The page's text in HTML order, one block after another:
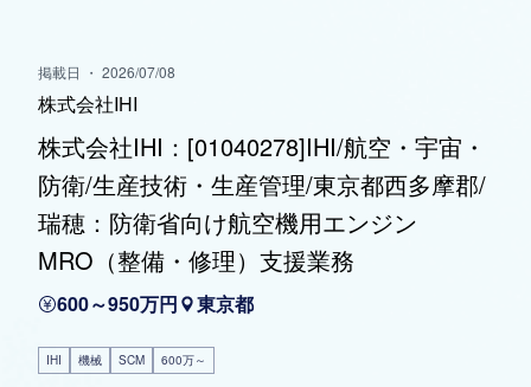
掲載日 ・ 2026/07/08
株式会社IHI
株式会社IHI：[01040278]IHI/航空・宇宙・
防衛/生産技術・生産管理/東京都西多摩郡/
瑞穂：防衛省向け航空機用エンジン
MRO（整備・修理）支援業務
600～950万円 東京都
IHI 機械 SCM 600万～